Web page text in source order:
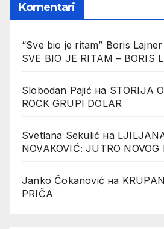
Komentari
“Sve bio je ritam” Boris
SVE BIO JE RITAM – BORIS
Slobodan Pajićна STORIJA
ROCK GRUPI DOLAR
Svetlana Sekulić на
NOVAKOVIĆ: JUTRO NOVOG
Janko Čokanović на
PRIČA